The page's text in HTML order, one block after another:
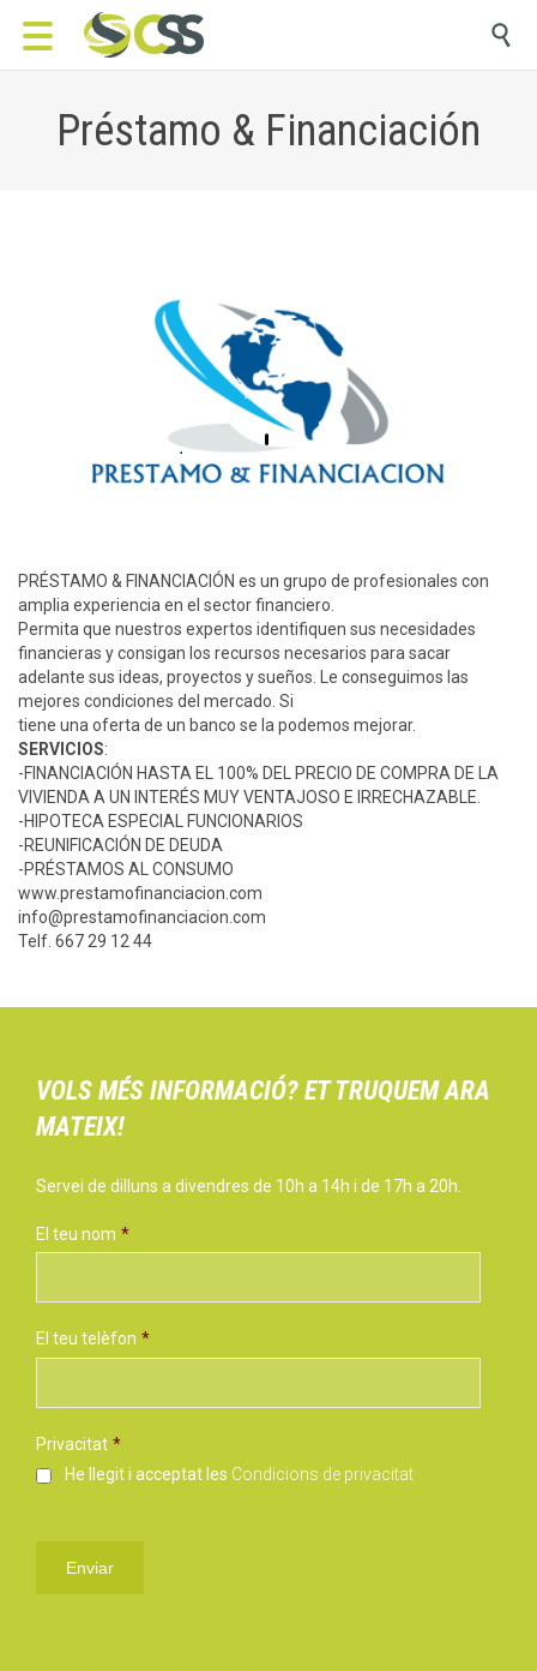

Préstamo & Financiación
PRÉSTAMO & FINANCIACIÓN es un grupo de profesionales con
amplia experiencia en el sector financiero.
Permita que nuestros expertos identifiquen sus necesidades
financieras y consigan los recursos necesarios para sacar
adelante sus ideas, proyectos y sueños. Le conseguimos las
mejores condiciones del mercado. Si
tiene una oferta de un banco se la podemos mejorar.
SERVICIOS:
-FINANCIACIÓN HASTA EL 100% DEL PRECIO DE COMPRA DE LA
VIVIENDA A UN INTERÉS MUY VENTAJOSO E IRRECHAZABLE.
-HIPOTECA ESPECIAL FUNCIONARIOS
-REUNIFICACIÓN DE DEUDA
-PRÉSTAMOS AL CONSUMO
www.prestamofinanciacion.com
info@prestamofinanciacion.com
Telf. 667 29 12 44
VOLS MÉS INFORMACIÓ? ET TRUQUEM ARA
MATEIX!
Servei de dilluns a divendres de 10h a 14h i de 17h a 20h.
El teu nom *
El teu telèfon *
Privacitat *
He llegit i acceptat les Condicions de privacitat